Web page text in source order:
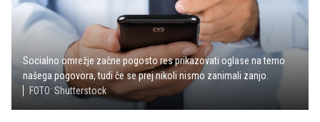
Socialno omrežje začne pogosto res prikazovati oglase na temo
našega pogovora, tudi če se prej nikoli nismo zanimali zanjo.
FOTO: Shutterstock